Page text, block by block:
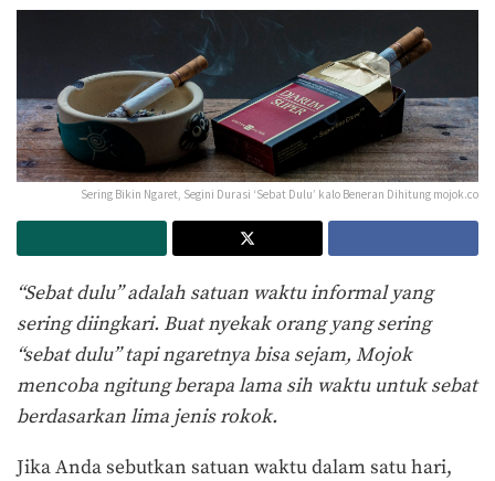
Sering Bikin Ngaret, Segini Durasi ‘Sebat Dulu’ kalo Beneran Dihitung mojok.co
“Sebat dulu” adalah satuan waktu informal yang
sering diingkari. Buat nyekak orang yang sering
“sebat dulu” tapi ngaretnya bisa sejam, Mojok
mencoba ngitung berapa lama sih waktu untuk sebat
berdasarkan lima jenis rokok.
Jika Anda sebutkan satuan waktu dalam satu hari,